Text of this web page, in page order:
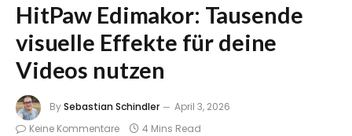
HitPaw Edimakor: Tausende
visuelle Effekte für deine
Videos nutzen
BySebastian Schindler
April 3, 2026
Keine Kommentare
4 Mins Read